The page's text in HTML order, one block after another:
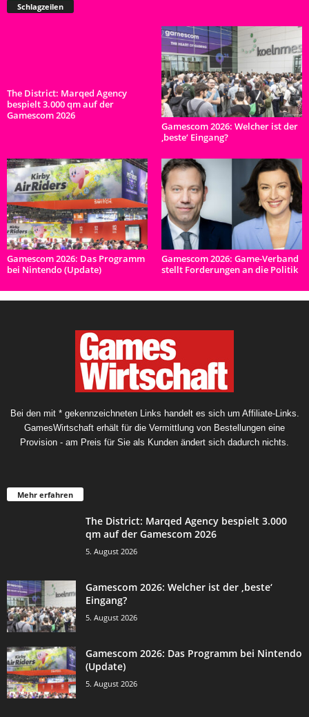
Schlagzeilen
The District: Marqed Agency
bespielt 3.000 qm auf der
Gamescom 2026
Gamescom 2026: Welcher ist der
‚beste‘ Eingang?
Gamescom 2026: Das Programm
bei Nintendo (Update)
Gamescom 2026: Game-Verband
stellt Forderungen an die Politik
Bei den mit * gekennzeichneten Links handelt es sich um Affiliate-Links.
GamesWirtschaft erhält für die Vermittlung von Bestellungen eine
Provision - am Preis für Sie als Kunden ändert sich dadurch nichts.
Mehr erfahren
The District: Marqed Agency bespielt 3.000
qm auf der Gamescom 2026
5. August 2026
Gamescom 2026: Welcher ist der ‚beste‘
Eingang?
5. August 2026
Gamescom 2026: Das Programm bei Nintendo
(Update)
5. August 2026